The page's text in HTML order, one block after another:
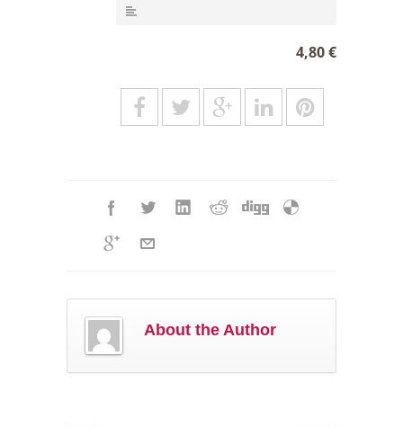
4,80 €
About the Author